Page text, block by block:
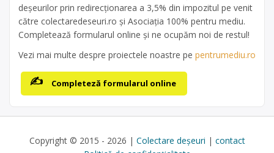
deșeurilor prin redirecționarea a 3,5% din impozitul pe venit
către colectaredeseuri.ro și Asociația 100% pentru mediu.
Completează formularul online și ne ocupăm noi de restul!
Vezi mai multe despre proiectele noastre pe pentrumediu.ro
Completeză formularul online
Copyright © 2015 - 2026 | Colectare deșeuri | contact